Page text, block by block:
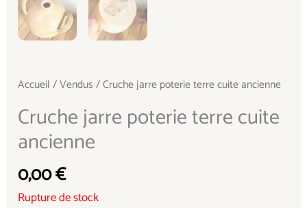
Accueil /Vendus / Cruche jarre poterie terre cuite ancienne
Cruche jarre poterie terre cuite
ancienne
0,00€
Rupture de stock